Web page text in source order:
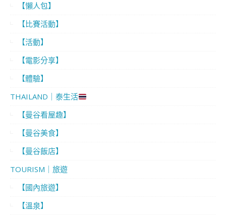
【懶人包】
【比賽活動】
【活動】
【電影分享】
【體驗】
THAILAND｜泰生活
【曼谷看屋趣】
【曼谷美食】
【曼谷飯店】
TOURISM｜旅遊
【國內旅遊】
【溫泉】